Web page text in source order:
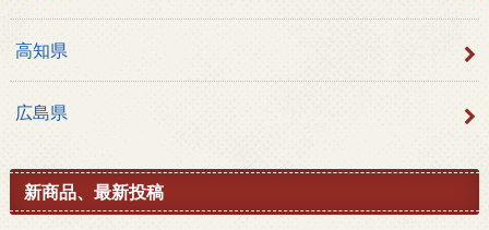
高知県
広島県
新商品、最新投稿